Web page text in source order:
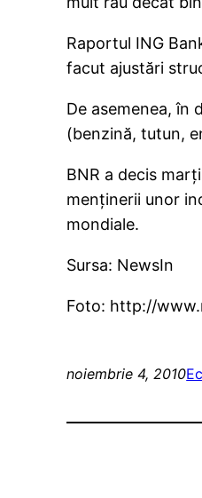
Raportul ING
facut ajustări
De asemenea, în
(benzină, tutun,
BNR a decis
menţinerii unor
mondiale.
Sursa: NewsIn
Foto: http://
noiembrie 4, 2010